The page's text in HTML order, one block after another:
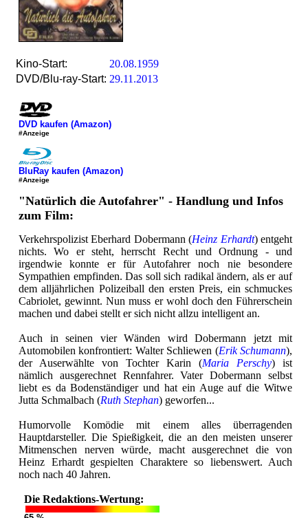
Kino-Start:
20.08.1959
DVD/Blu-ray-Start: 29.11.2013
DVD kaufen (Amazon)
#Anzeige
BluRay kaufen (Amazon)
#Anzeige
"Natürlich die Autofahrer" - Handlung und Infos
zum Film:
Verkehrspolizist Eberhard Dobermann (Heinz Erhardt) entgeht
nichts. Wo er steht, herrscht Recht und Ordnung - und
irgendwie konnte er für Autofahrer noch nie besondere
Sympathien empfinden. Das soll sich radikal ändern, als er auf
dem alljährlichen Polizeiball den ersten Preis, ein schmuckes
Cabriolet, gewinnt. Nun muss er wohl doch den Führerschein
machen und dabei stellt er sich nicht allzu intelligent an.
Auch in seinen vier Wänden wird Dobermann jetzt mit
Automobilen konfrontiert: Walter Schliewen (Erik Schumann),
der Auserwählte von Tochter Karin (Maria Perschy) ist
nämlich ausgerechnet Rennfahrer. Vater Dobermann selbst
liebt es da Bodenständiger und hat ein Auge auf die Witwe
Jutta Schmalbach (Ruth Stephan) geworfen...
Humorvolle Komödie mit einem alles überragenden
Hauptdarsteller. Die Spießigkeit, die an den meisten unserer
Mitmenschen nerven würde, macht ausgerechnet die von
Heinz Erhardt gespielten Charaktere so liebenswert. Auch
noch nach 40 Jahren.
Die Redaktions-Wertung: